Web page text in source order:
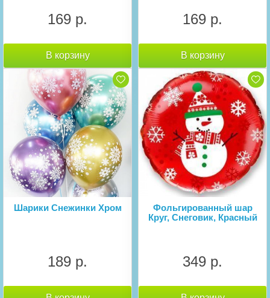
169 р.
В корзину
169 р.
В корзину
Шарики Снежинки Хром
189 р.
Фольгированный шар
Круг, Снеговик, Красный
349 р.